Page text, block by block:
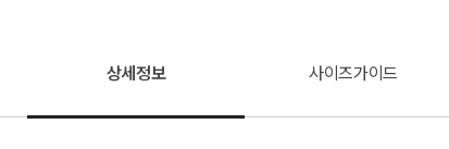
상세정보 사이즈가이드